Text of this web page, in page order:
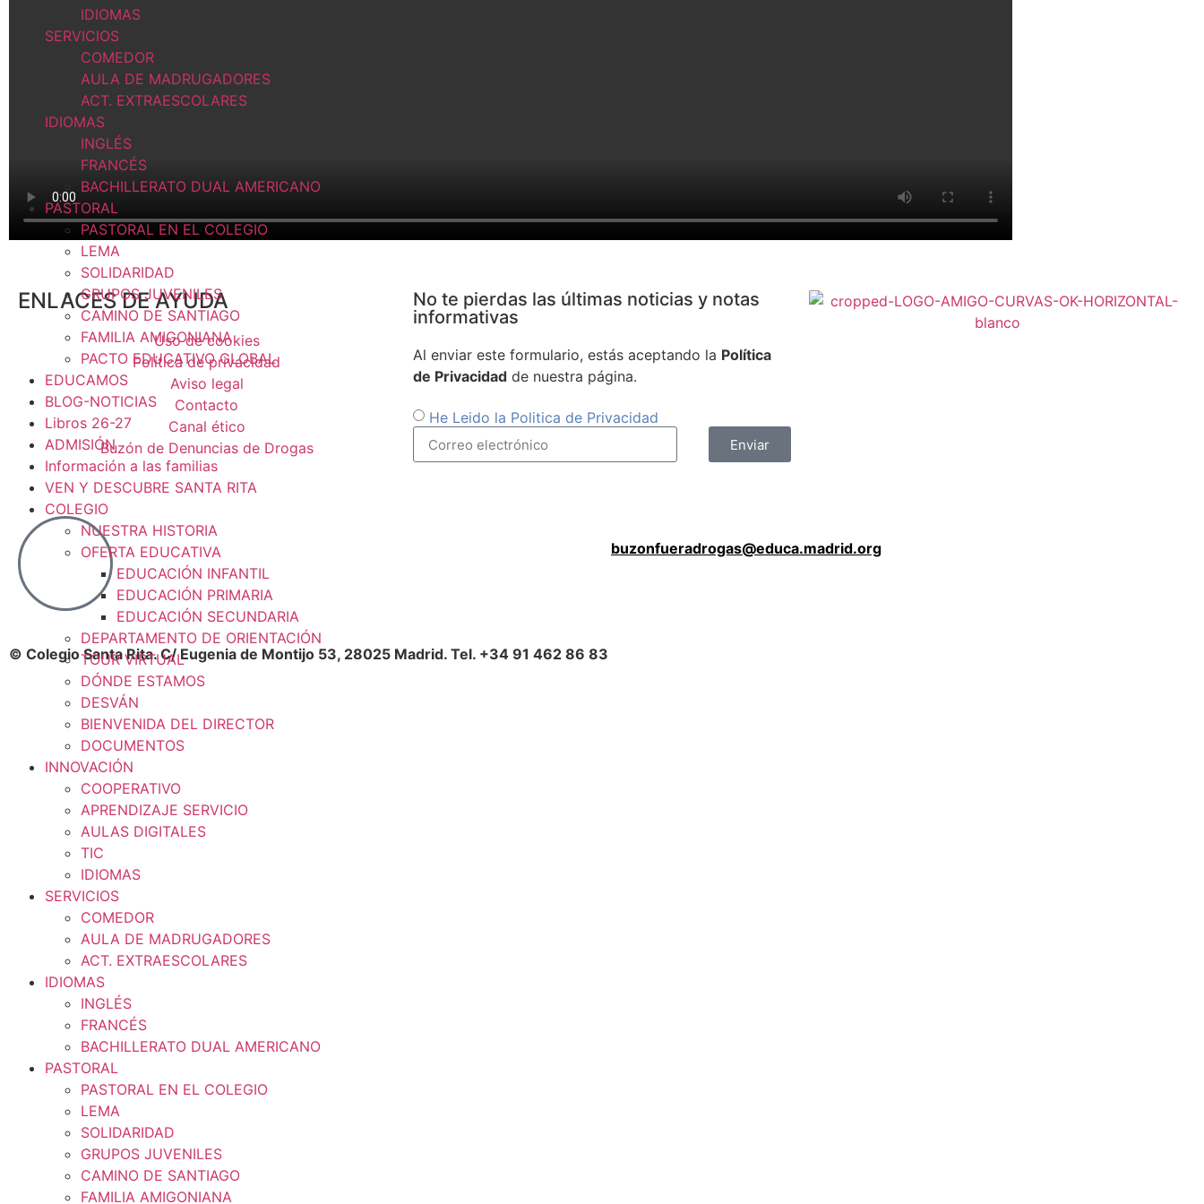
IDIOMAS
SERVICIOS
COMEDOR
AULA DE MADRUGADORES
ACT. EXTRAESCOLARES
IDIOMAS
INGLÉS
FRANCÉS
BACHILLERATO DUAL AMERICANO
PASTORAL
PASTORAL EN EL COLEGIO
LEMA
SOLIDARIDAD
GRUPOS JUVENILES
CAMINO DE SANTIAGO
FAMILIA AMIGONIANA
PACTO EDUCATIVO GLOBAL
EDUCAMOS
BLOG-NOTICIAS
Libros 26-27
ADMISIÓN
Información a las familias
VEN Y DESCUBRE SANTA RITA
COLEGIO
NUESTRA HISTORIA
OFERTA EDUCATIVA
EDUCACIÓN INFANTIL
EDUCACIÓN PRIMARIA
EDUCACIÓN SECUNDARIA
DEPARTAMENTO DE ORIENTACIÓN
TOUR VIRTUAL
DÓNDE ESTAMOS
DESVÁN
BIENVENIDA DEL DIRECTOR
DOCUMENTOS
INNOVACIÓN
COOPERATIVO
APRENDIZAJE SERVICIO
AULAS DIGITALES
TIC
IDIOMAS
SERVICIOS
COMEDOR
AULA DE MADRUGADORES
ACT. EXTRAESCOLARES
IDIOMAS
INGLÉS
FRANCÉS
BACHILLERATO DUAL AMERICANO
PASTORAL
PASTORAL EN EL COLEGIO
LEMA
SOLIDARIDAD
GRUPOS JUVENILES
CAMINO DE SANTIAGO
FAMILIA AMIGONIANA
ENLACES DE AYUDA
Uso de cookies
Política de privacidad
Aviso legal
Contacto
Canal ético
Buzón de Denuncias de Drogas
No te pierdas las últimas noticias y notas
informativas
Al enviar este formulario, estás aceptando la Política
de Privacidad de nuestra página.
He Leido la Politica de Privacidad
Enviar
buzonfueradrogas@educa.madrid.org
© Colegio Santa Rita. C/ Eugenia de Montijo 53, 28025 Madrid. Tel. +34 91 462 86 83